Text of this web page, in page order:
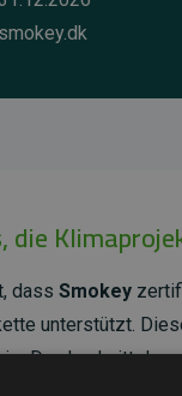
smokey.dk
die
dass Smokey
unterstützt.
Durchschnitt